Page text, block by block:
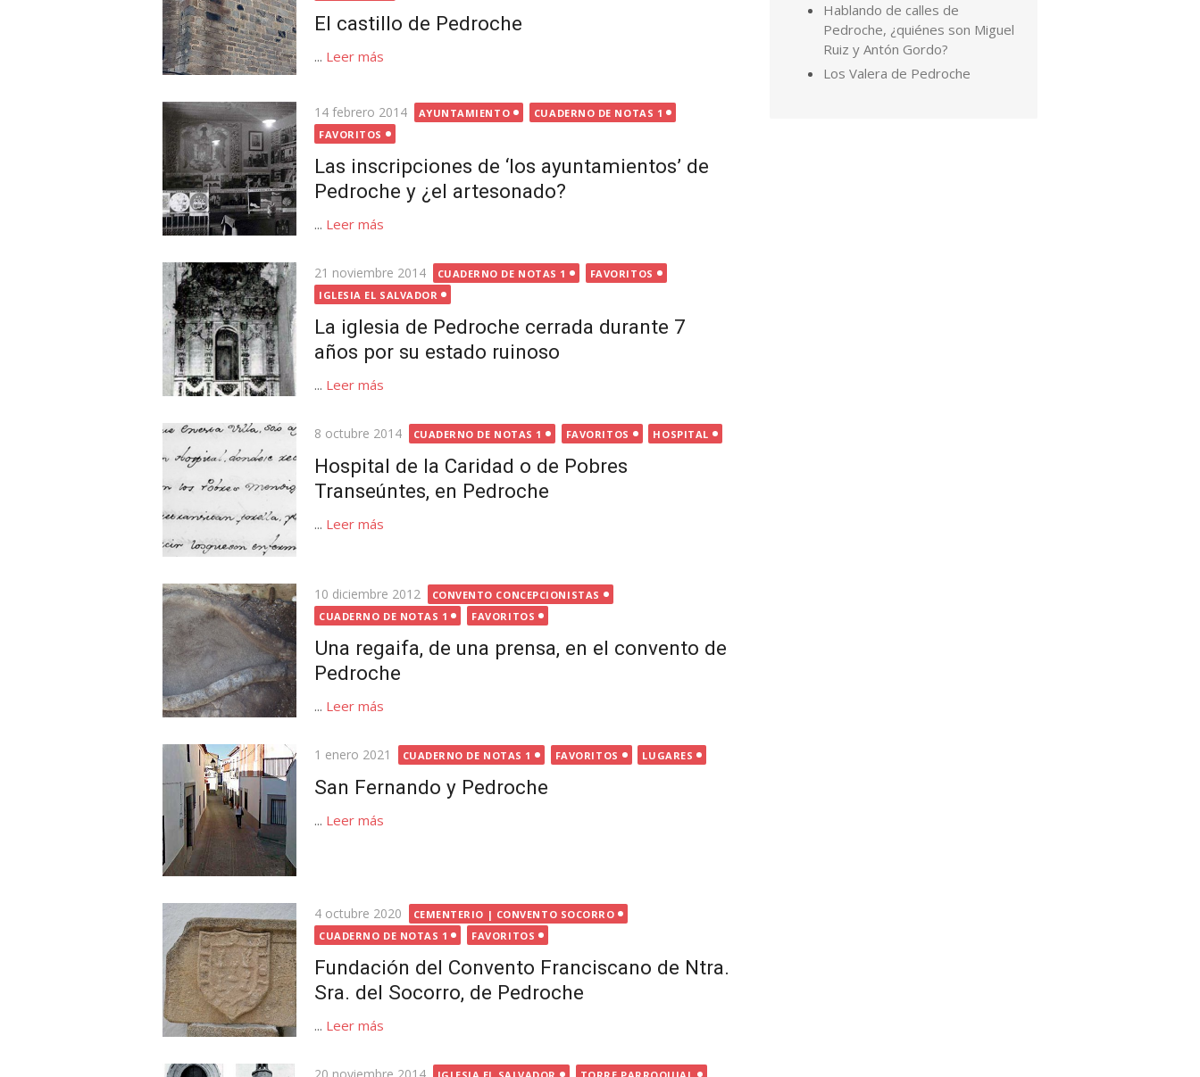
El castillo de Pedroche
... Leer más
Publicada
el
14 febrero 2014 AYUNTAMIENTO
CUADERNO DE NOTAS 1
FAVORITOS
Las inscripciones de ‘los ayuntamientos’ de
Pedroche y ¿el artesonado?
... Leer más
Publicada
el
21 noviembre 2014 CUADERNO DE NOTAS 1
FAVORITOS
IGLESIA EL SALVADOR
La iglesia de Pedroche cerrada durante 7
años por su estado ruinoso
... Leer más
Publicada
8 octubre 2014 CUADERNO DE NOTAS 1 FAVORITOS HOSPITAL
Hospital de la Caridad o de Pobres
Transeúntes, en Pedroche
... Leer más
Publicada
el
10 diciembre 2012
CONVENTO CONCEPCIONISTAS
CUADERNO DE NOTAS 1
FAVORITOS
Una regaifa, de una prensa, en el convento de
Pedroche
... Leer más
Publicada
1 enero 2021 CUADERNO DE NOTAS 1 FAVORITOS LUGARES
San Fernando y Pedroche
... Leer más
Publicada
el
4 octubre 2020
CEMENTERIO | CONVENTO SOCORRO
CUADERNO DE NOTAS 1
FAVORITOS
Fundación del Convento Franciscano de Ntra.
Sra. del Socorro, de Pedroche
... Leer más
Publicada
Hablando de calles de
Pedroche, ¿quiénes son Miguel
Ruiz y Antón Gordo?
Los Valera de Pedroche